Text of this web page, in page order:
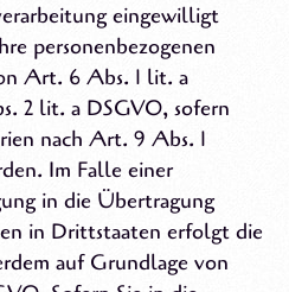
eingewilligt
personenbezogenen
Art. 6 Abs. 1 lit. a
2 lit. a DSGVO, sofern
nach Art. 9 Abs. 1
Im Falle einer
in die Übertragung
in Drittstaaten erfolgt die
auf Grundlage von